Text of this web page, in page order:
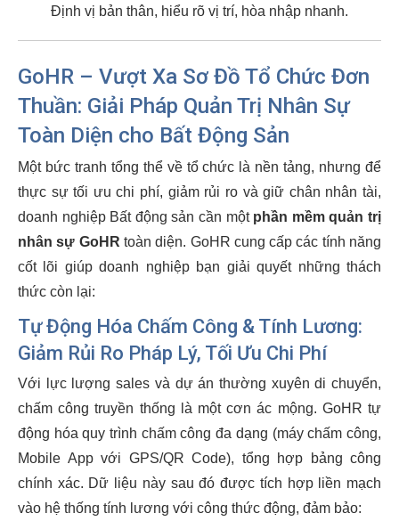
Định vị bản thân, hiểu rõ vị trí, hòa nhập nhanh.
GoHR – Vượt Xa Sơ Đồ Tổ Chức Đơn
Thuần: Giải Pháp Quản Trị Nhân Sự
Toàn Diện cho Bất Động Sản
Một bức tranh tổng thể về tổ chức là nền tảng, nhưng để
thực sự tối ưu chi phí, giảm rủi ro và giữ chân nhân tài,
doanh nghiệp Bất động sản cần một phần mềm quản trị
nhân sự GoHR toàn diện. GoHR cung cấp các tính năng
cốt lõi giúp doanh nghiệp bạn giải quyết những thách
thức còn lại:
Tự Động Hóa Chấm Công & Tính Lương:
Giảm Rủi Ro Pháp Lý, Tối Ưu Chi Phí
Với lực lượng sales và dự án thường xuyên di chuyển,
chấm công truyền thống là một cơn ác mộng. GoHR tự
động hóa quy trình chấm công đa dạng (máy chấm công,
Mobile App với GPS/QR Code), tổng hợp bảng công
chính xác. Dữ liệu này sau đó được tích hợp liền mạch
vào hệ thống tính lương với công thức động, đảm bảo: